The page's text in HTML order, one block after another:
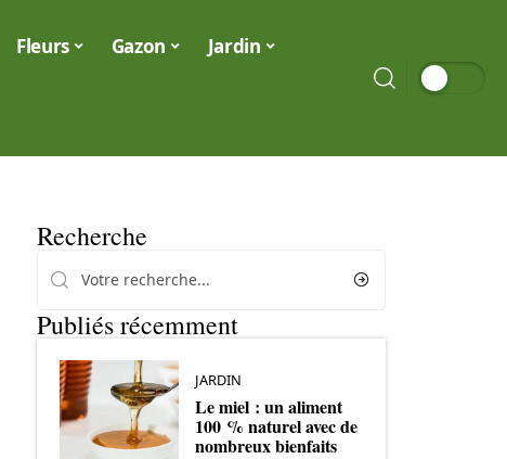
Fleurs Gazon Jardin
Recherche
Publiés récemment
JARDIN
Le miel : un aliment
100 % naturel avec de
nombreux bienfaits